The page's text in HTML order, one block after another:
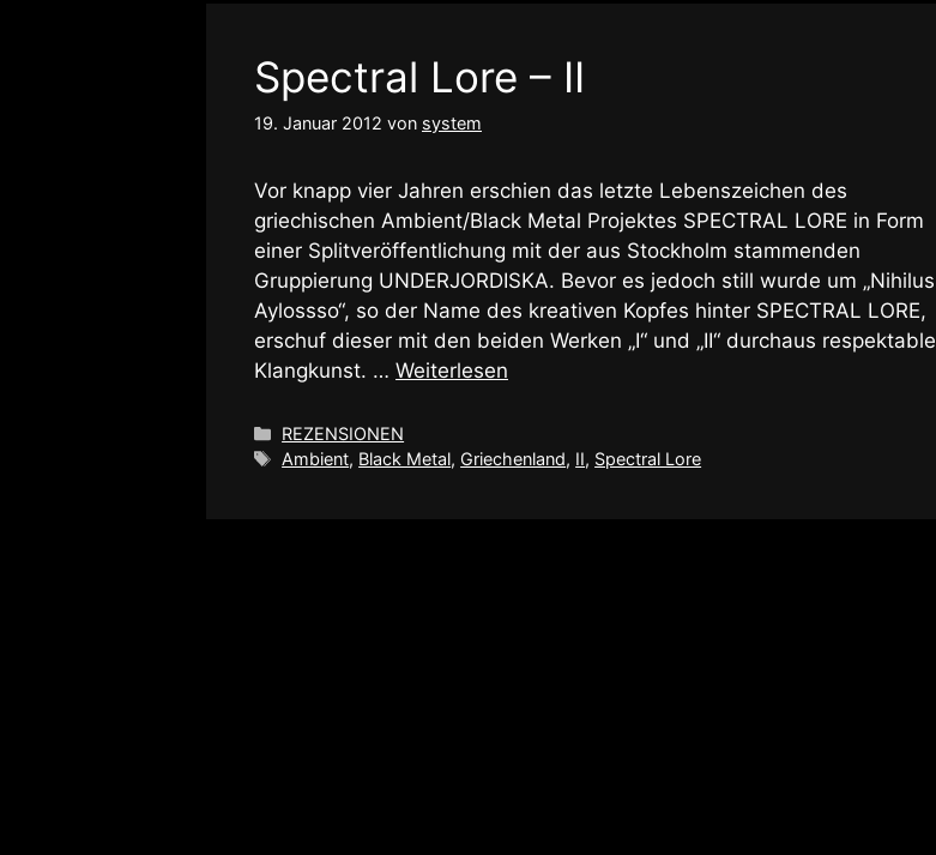
Spectral Lore – II
19. Januar 2012 von system
Vor knapp vier Jahren erschien das letzte Lebenszeichen des
griechischen Ambient/Black Metal Projektes SPECTRAL LORE in Form
einer Splitveröffentlichung mit der aus Stockholm stammenden
Gruppierung UNDERJORDISKA. Bevor es jedoch still wurde um „Nihilus
Aylossso“, so der Name des kreativen Kopfes hinter SPECTRAL LORE,
erschuf dieser mit den beiden Werken „I“ und „II“ durchaus respektable
Klangkunst. … Weiterlesen
Kategorien
REZENSIONEN
Schlagwörter
Ambient, Black Metal, Griechenland, II, Spectral Lore